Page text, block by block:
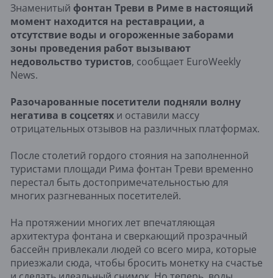
Знаменитый фонтан Треви в Риме в настоящий
момент находится на реставрации, а
отсутствие воды и огороженные заборами
зоны проведения работ вызывают
недовольство туристов, сообщает EuroWeekly
News.
Разочарованные посетители подняли волну
негатива в соцсетях и оставили массу
отрицательных отзывов на различных платформах.
После столетий гордого стояния на заполненной
туристами площади Рима фонтан Треви временно
перестал быть достопримечательностью для
многих разгневанных посетителей.
На протяжении многих лет впечатляющая
архитектура фонтана и сверкающий прозрачный
бассейн привлекали людей со всего мира, которые
приезжали сюда, чтобы бросить монетку на счастье